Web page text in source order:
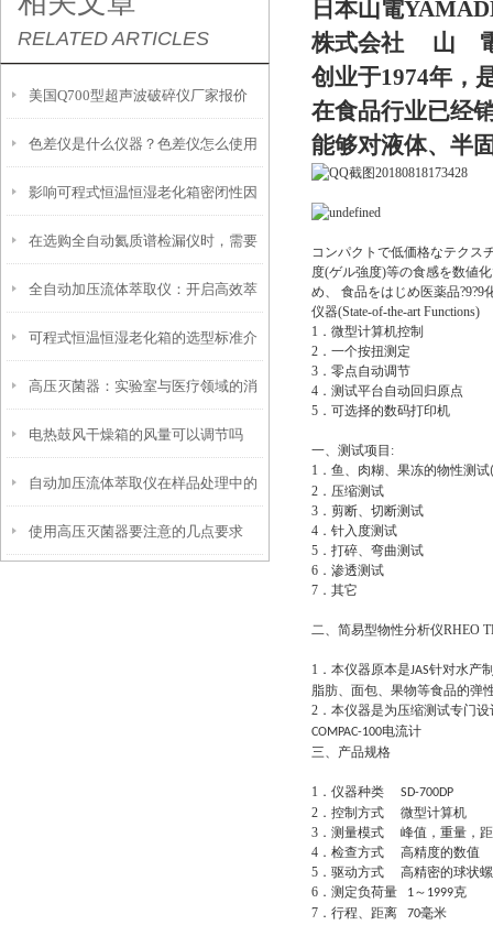
RELATED ARTICLES
美国Q700型超声波破碎仪厂家报价
色差仪是什么仪器？色差仪怎么使用
影响可程式恒温恒湿老化箱密闭性因
素有哪些
在选购全自动氦质谱检漏仪时，需要
考虑以下因素
全自动加压流体萃取仪：开启高效萃
取新时代
可程式恒温恒湿老化箱的选型标准介
绍
高压灭菌器：实验室与医疗领域的消
毒卫士
电热鼓风干燥箱的风量可以调节吗
自动加压流体萃取仪在样品处理中的
应用
使用高压灭菌器要注意的几点要求
日本山電
株式会社 山
创业于1974年，
在食品行业已经
能够对液体、半
コンパクトで低価格なテクス
度(ゲル強度)等の食感を数値
め、 食品をはじめ医薬品?9?9
仪器(State-of-the-art Functions)
1 ．微型计算机控制
2 ．一个按扭测定
3 ．零点自动调节
4 ．测试平台自动回归原点
5 ．可选择的数码打印机
一、 测试项目 :
1 ．鱼、肉糊、果冻的物性测试
2 ．压缩测试
3 ．剪断、切断测试
4 ．针入度测试
5 ．打碎、弯曲测试
6 ．渗透测试
7 ．其它
二、简易型物性分析仪RHEO
1 ．本仪器原本是JAS针对水产
脂肪、面包、果物等食品的弹
2 ．本仪器是为压缩测试专门
COMPAC-100电流计
三、产品规格
1 ．仪器种类 SD-700DP
2 ．控制方式 微型计算机
3 ．测量模式 峰值，重量，
4 ．检查方式 高精度的数值
5 ．驱动方式 高精密的球状
6 ．测定负荷量 1～ 1999克
7 ．行程、距离 70毫米